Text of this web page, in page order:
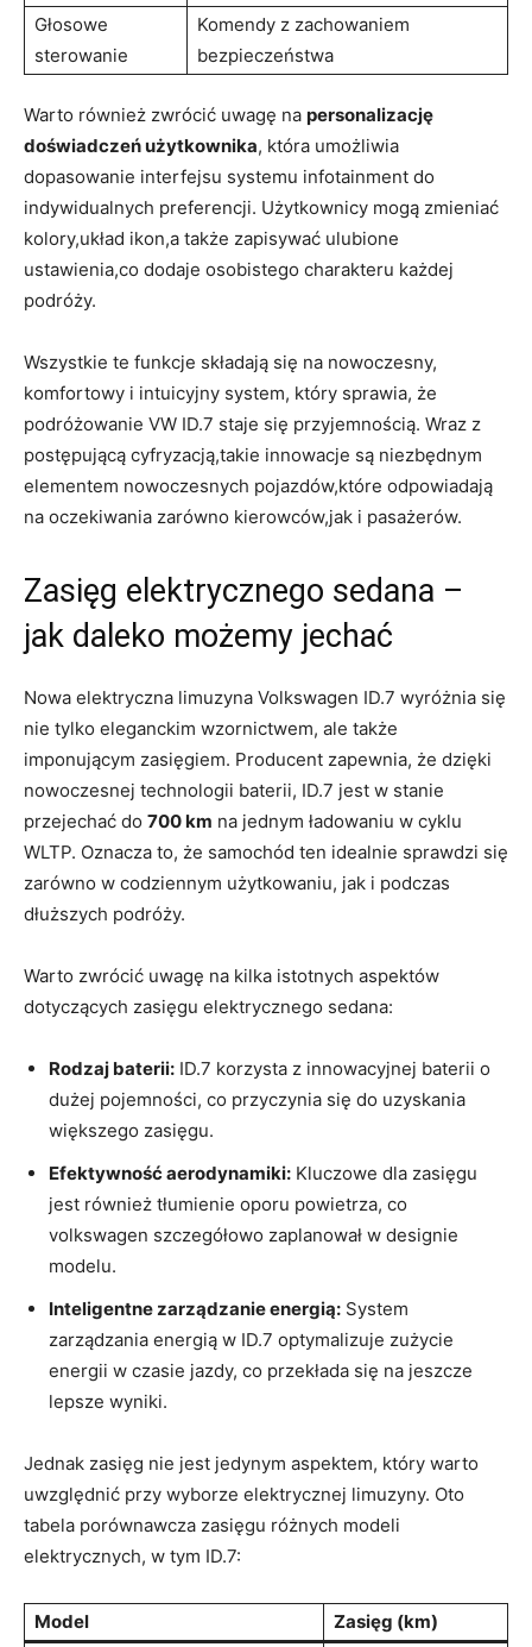
Głosowe
sterowanie
Komendy z zachowaniem
bezpieczeństwa
Warto również zwrócić uwagę na personalizację
doświadczeń użytkownika, która umożliwia
dopasowanie interfejsu systemu infotainment do
indywidualnych preferencji. Użytkownicy mogą zmieniać
kolory,układ ikon,a także zapisywać ulubione
ustawienia,co dodaje osobistego charakteru każdej
podróży.
Wszystkie te funkcje składają się na nowoczesny,
komfortowy i intuicyjny system, który sprawia, że
podróżowanie VW ID.7 staje się przyjemnością. Wraz z
postępującą cyfryzacją,takie innowacje są niezbędnym
elementem nowoczesnych pojazdów,które odpowiadają
na oczekiwania zarówno kierowców,jak i pasażerów.
Zasięg elektrycznego sedana –
jak daleko możemy jechać
Nowa elektryczna limuzyna Volkswagen ID.7 wyróżnia się
nie tylko eleganckim wzornictwem, ale także
imponującym zasięgiem. Producent zapewnia, że dzięki
nowoczesnej technologii baterii, ID.7 jest w stanie
przejechać do 700 km na jednym ładowaniu w cyklu
WLTP. Oznacza to, że samochód ten idealnie sprawdzi się
zarówno w codziennym użytkowaniu, jak i podczas
dłuższych podróży.
Warto zwrócić uwagę na kilka istotnych aspektów
dotyczących zasięgu elektrycznego sedana:
Rodzaj baterii: ID.7 korzysta z innowacyjnej baterii o
dużej pojemności, co przyczynia się do uzyskania
większego zasięgu.
Efektywność aerodynamiki: Kluczowe dla zasięgu
jest również tłumienie oporu powietrza, co
volkswagen szczegółowo zaplanował w designie
modelu.
Inteligentne zarządzanie energią: System
zarządzania energią w ID.7 optymalizuje zużycie
energii w czasie jazdy, co przekłada się na jeszcze
lepsze wyniki.
Jednak zasięg nie jest jedynym aspektem, który warto
uwzględnić przy wyborze elektrycznej limuzyny. Oto
tabela porównawcza zasięgu różnych modeli
elektrycznych, w tym ID.7:
Model
Zasięg (km)